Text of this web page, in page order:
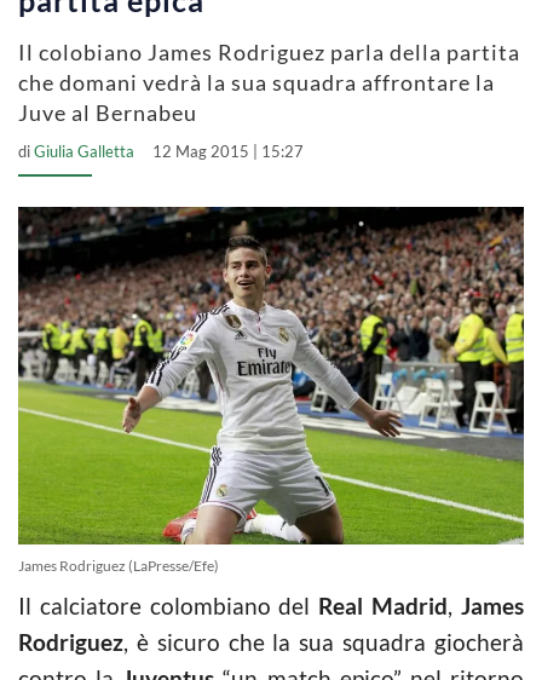
Il colobiano James Rodriguez parla della partita
che domani vedrà la sua squadra affrontare la
Juve al Bernabeu
diGiulia Galletta 12 Mag 2015 | 15:27
James Rodriguez (LaPresse/Efe)
Il calciatore colombiano del Real Madrid,James
Rodriguez, è sicuro che la sua squadra giocherà